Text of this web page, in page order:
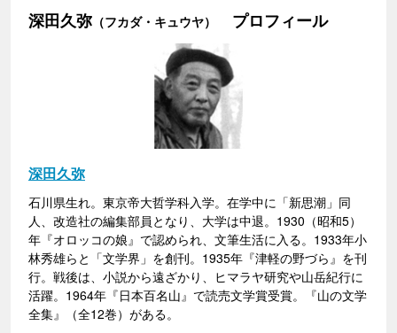
深田久弥 （フカダ・キュウヤ） プロフィール
深田久弥
石川県生れ。東京帝大哲学科入学。在学中に「新思潮」同
人、改造社の編集部員となり、大学は中退。1930（昭和5）
年『オロッコの娘』で認められ、文筆生活に入る。1933年小
林秀雄らと「文学界」を創刊。1935年『津軽の野づら』を刊
行。戦後は、小説から遠ざかり、ヒマラヤ研究や山岳紀行に
活躍。1964年『日本百名山』で読売文学賞受賞。『山の文学
全集』（全12巻）がある。